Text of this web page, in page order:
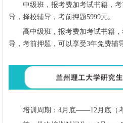
中级班，报考费加考试书籍，考
导，择校辅导，考前押题5999元。
高中级班，报考费加考试书籍，
导，考前押题，可以享受3年免费辅导
培训周期：4月底——12月底（考